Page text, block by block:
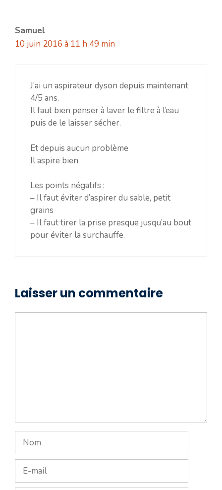
Samuel
10 juin 2016 à 11 h 49 min
J’ai un aspirateur dyson depuis maintenant
4/5 ans.
Il faut bien penser à laver le filtre à l’eau
puis de le laisser sécher.
Et depuis aucun problème
Il aspire bien
Les points négatifs :
– Il faut éviter d’aspirer du sable, petit
grains
– Il faut tirer la prise presque jusqu’au bout
pour éviter la surchauffe.
Laisser un commentaire
Nom
mail